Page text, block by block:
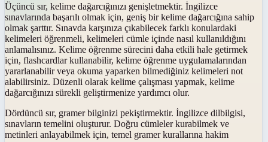
Üçüncü sır, kelime dağarcığınızı genişletmektir. İngilizce
sınavlarında başarılı olmak için, geniş bir kelime dağarcığına sahip
olmak şarttır. Sınavda karşınıza çıkabilecek farklı konulardaki
kelimeleri öğrenmeli, kelimeleri cümle içinde nasıl kullanıldığını
anlamalısınız. Kelime öğrenme sürecini daha etkili hale getirmek
için, flashcardlar kullanabilir, kelime öğrenme uygulamalarından
yararlanabilir veya okuma yaparken bilmediğiniz kelimeleri not
alabilirsiniz. Düzenli olarak kelime çalışması yapmak, kelime
dağarcığınızı sürekli geliştirmenize yardımcı olur.
Dördüncü sır, gramer bilginizi pekiştirmektir. İngilizce dilbilgisi,
sınavların temelini oluşturur. Doğru cümleler kurabilmek ve
metinleri anlayabilmek için, temel gramer kurallarına hakim